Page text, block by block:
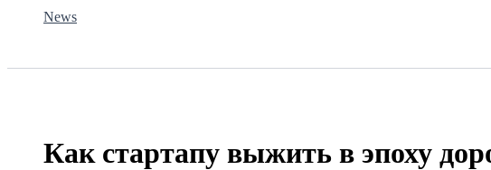
News
Как стартапу выжить в эпоху